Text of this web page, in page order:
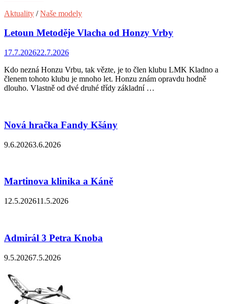
Aktuality /Naše modely
Letoun Metoděje Vlacha od Honzy Vrby
17.7.202622.7.2026
Kdo nezná Honzu Vrbu, tak vězte, je to člen klubu LMK Kladno a
členem tohoto klubu je mnoho let. Honzu znám opravdu hodně
dlouho. Vlastně od dvé druhé třídy základní …
Nová hračka Fandy Kšány
9.6.20263.6.2026
Martinova klinika a Káně
12.5.202611.5.2026
Admirál 3 Petra Knoba
9.5.20267.5.2026